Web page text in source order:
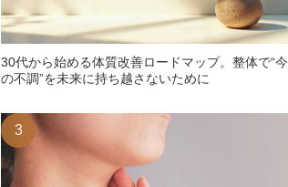
30代から始める体質改善ロードマップ。整体で“今
の不調”を未来に持ち越さないために